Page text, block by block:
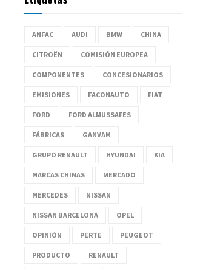
ANFAC AUDI BMW CHINA
CITROËN COMISIÓN EUROPEA
COMPONENTES CONCESIONARIOS
EMISIONES FACONAUTO FIAT
FORD FORD ALMUSSAFES
FÁBRICAS GANVAM
GRUPO RENAULT HYUNDAI KIA
MARCAS CHINAS MERCADO
MERCEDES NISSAN
NISSAN BARCELONA OPEL
OPINIÓN PERTE PEUGEOT
PRODUCTO RENAULT